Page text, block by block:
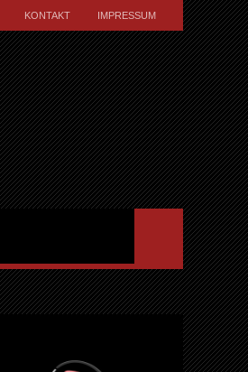
KONTAKT IMPRESSUM